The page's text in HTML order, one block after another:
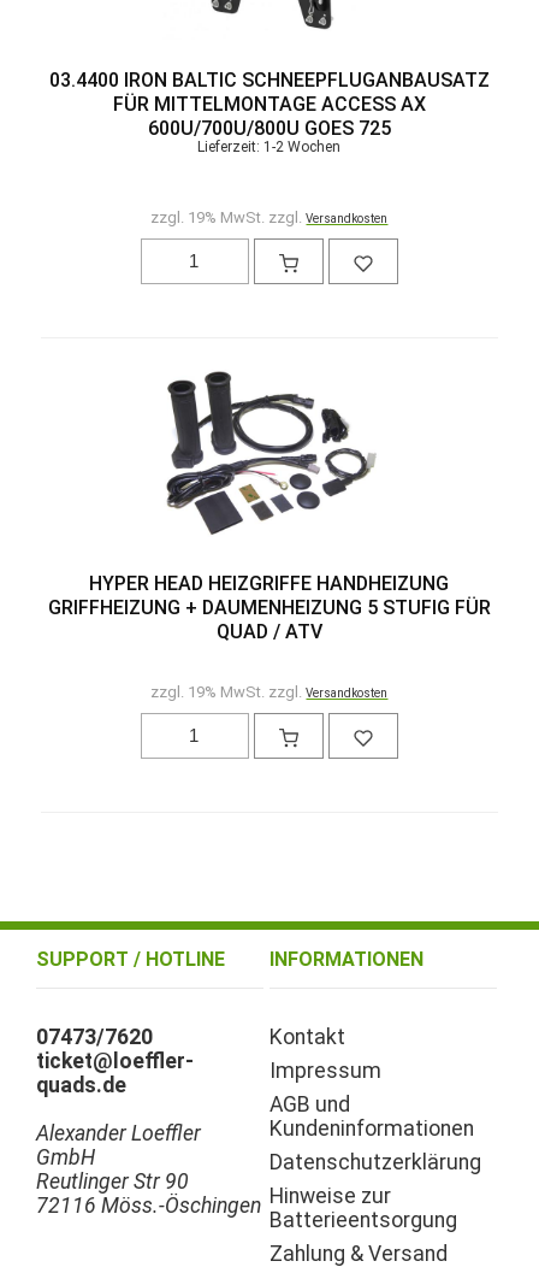
03.4400 IRON BALTIC SCHNEEPFLUGANBAUSATZ
FÜR MITTELMONTAGE ACCESS AX
600U/700U/800U GOES 725
Lieferzeit: 1-2 Wochen
zzgl. 19% MwSt. zzgl.Versandkosten
HYPER HEAD HEIZGRIFFE HANDHEIZUNG
GRIFFHEIZUNG + DAUMENHEIZUNG 5 STUFIG FÜR
QUAD / ATV
zzgl. 19% MwSt. zzgl.Versandkosten
SUPPORT / HOTLINE
07473/7620
ticket@loeffler-
quads.de
Alexander Loeffler
GmbH
Reutlinger Str 90
72116 Möss.-Öschingen
INFORMATIONEN
Kontakt
Impressum
AGB und
Kundeninformationen
Datenschutzerklärung
Hinweise zur
Batterieentsorgung
Zahlung & Versand